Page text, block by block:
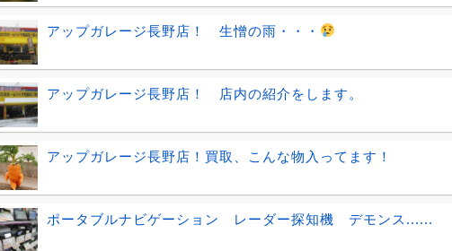
アップガレージ長野店！ 生憎の雨・・・
アップガレージ長野店！ 店内の紹介をします。
アップガレージ長野店！買取、こんな物入ってます！
ポータブルナビゲーション レーダー探知機 デモンス......